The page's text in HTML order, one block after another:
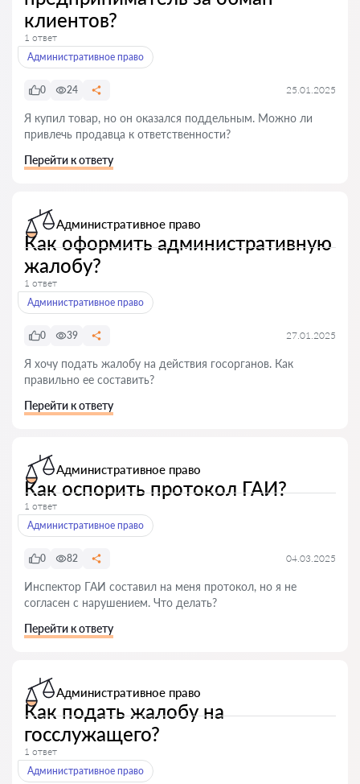
клиентов?
1 ответ
Административное право
0 24 25.01.2025
Я купил товар, но он оказался поддельным. Можно ли
привлечь продавца к ответственности?
Перейти к ответу
Административное право
Как оформить административную
жалобу?
1 ответ
Административное право
0 39 27.01.2025
Я хочу подать жалобу на действия госорганов. Как
правильно ее составить?
Перейти к ответу
Административное право
Как оспорить протокол ГАИ?
1 ответ
Административное право
0 82 04.03.2025
Инспектор ГАИ составил на меня протокол, но я не
согласен с нарушением. Что делать?
Перейти к ответу
Административное право
Как подать жалобу на
госслужащего?
1 ответ
Административное право